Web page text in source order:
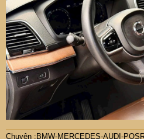
Chuyên :BMW-MERCEDES-AUDI-